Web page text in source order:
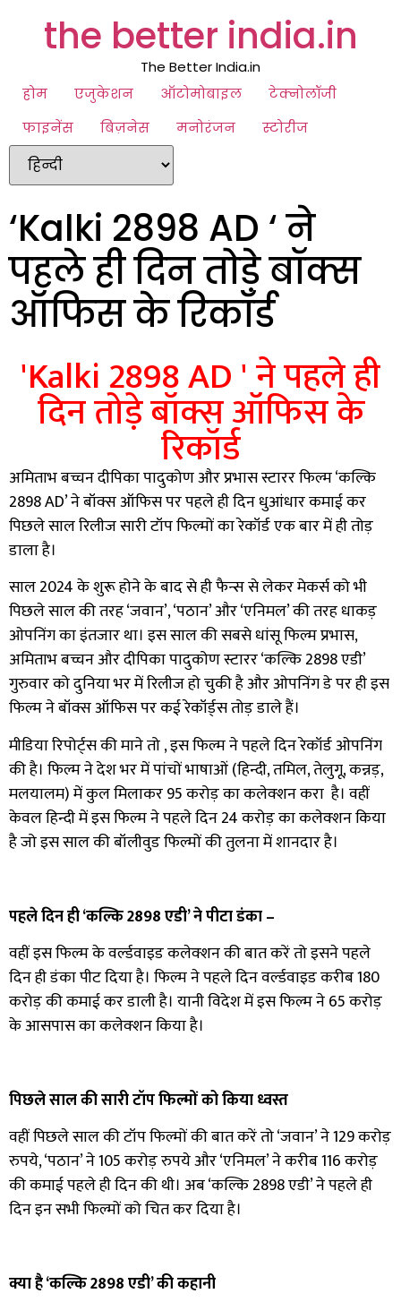
the better india.in
The Better India.in
होम
एजुकेशन ऑटोमोबाइल
टेक्नोलॉजी
फाइनेंस
बिज़नेस मनोरंजन स्टोरीज
‘Kalki 2898 AD ‘ ने
पहले ही दिन तोड़े बॉक्स
ऑफिस के रिकॉर्ड
'Kalki 2898 AD ' ने पहले ही
दिन तोड़े बॉक्स ऑफिस के
रिकॉर्ड
अमिताभ बच्चन दीपिका पादुकोण और प्रभास स्टारर फिल्म ‘कल्कि
2898 AD’ ने बॉक्स ऑफिस पर पहले ही दिन धुआंधार कमाई कर
पिछले साल रिलीज सारी टॉप फिल्मों का रेकॉर्ड एक बार में ही तोड़
डाला है।
साल 2024 के शुरू होने के बाद से ही फैन्स से लेकर मेकर्स को भी
पिछले साल की तरह ‘जवान’, ‘पठान’ और ‘एनिमल’ की तरह धाकड़
ओपनिंग का इंतजार था। इस साल की सबसे धांसू फिल्म प्रभास,
अमिताभ बच्चन और दीपिका पादुकोण स्टारर ‘कल्कि 2898 एडी’
गुरुवार को दुनिया भर में रिलीज हो चुकी है और ओपनिंग डे पर ही इस
फिल्म ने बॉक्स ऑफिस पर कई रेकॉर्ड्स तोड़ डाले हैं।
मीडिया रिपोर्ट्स की माने तो , इस फिल्म ने पहले दिन रेकॉर्ड ओपनिंग
की है। फिल्म ने देश भर में पांचों भाषाओं (हिन्दी, तमिल, तेलुगू, कन्नड़,
मलयालम) में कुल मिलाकर 95 करोड़ का कलेक्शन करा है। वहीं
केवल हिन्दी में इस फिल्म ने पहले दिन 24 करोड़ का कलेक्शन किया
है जो इस साल की बॉलीवुड फिल्मों की तुलना में शानदार है।
पहले दिन ही ‘कल्कि 2898 एडी’ ने पीटा डंका –
वहीं इस फिल्म के वर्ल्डवाइड कलेक्शन की बात करें तो इसने पहले
दिन ही डंका पीट दिया है। फिल्म ने पहले दिन वर्ल्डवाइड करीब 180
करोड़ की कमाई कर डाली है। यानी विदेश में इस फिल्म ने 65 करोड़
के आसपास का कलेक्शन किया है।
पिछले साल की सारी टॉप फिल्मों को किया ध्वस्त
वहीं पिछले साल की टॉप फिल्मों की बात करें तो ‘जवान’ ने 129 करोड़
रुपये, ‘पठान’ ने 105 करोड़ रुपये और ‘एनिमल’ ने करीब 116 करोड़
की कमाई पहले ही दिन की थी। अब ‘कल्कि 2898 एडी’ ने पहले ही
दिन इन सभी फिल्मों को चित कर दिया है।
क्या है ‘कल्कि 2898 एडी’ की कहानी